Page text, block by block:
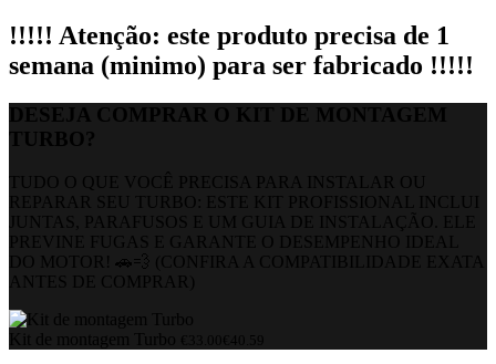
!!!!! Atenção: este produto precisa de 1
semana (minimo) para ser fabricado !!!!!
DESEJA COMPRAR O KIT DE MONTAGEM
TURBO?
TUDO O QUE VOCÊ PRECISA PARA INSTALAR OU
REPARAR SEU TURBO: ESTE KIT PROFISSIONAL INCLUI
JUNTAS, PARAFUSOS E UM GUIA DE INSTALAÇÃO. ELE
PREVINE FUGAS E GARANTE O DESEMPENHO IDEAL
DO MOTOR! 🚗💨 (CONFIRA A COMPATIBILIDADE EXATA
ANTES DE COMPRAR)
Kit de montagem Turbo € 33.00€ 40.59